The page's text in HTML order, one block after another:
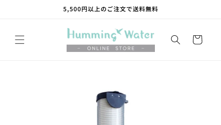
5,500円以上のご注文で送料無料
ー